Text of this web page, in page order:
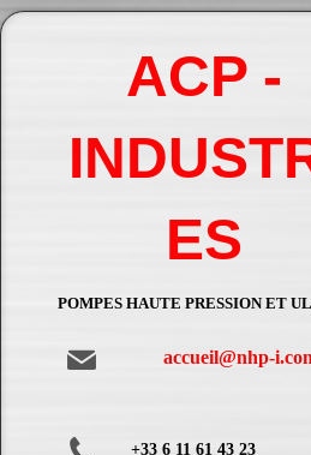
ACP -
ES
POMPES HAUTE PRESSION ET
accueil@nhp-
+33 6 11 61 43 23